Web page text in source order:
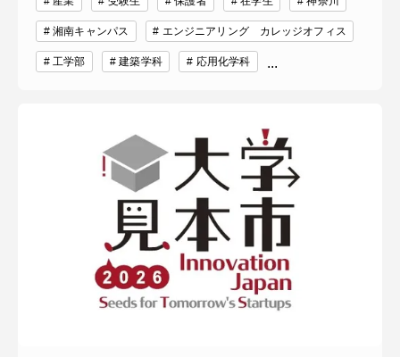
湘南キャンパス エンジニアリング カレッジオフィス
工学部 建築学科 応用化学科 ...